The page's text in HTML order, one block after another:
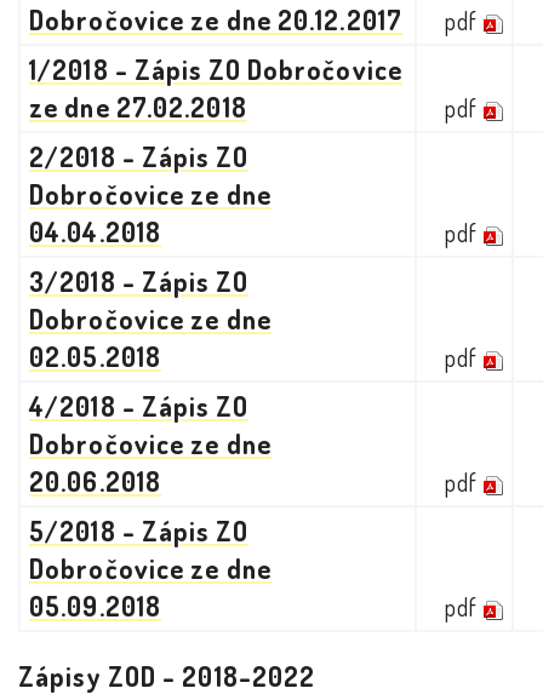
Dobročovice ze dne 20.12.2017
pdf
1/2018 - Zápis ZO Dobročovice
ze dne 27.02.2018
pdf
2/2018 - Zápis ZO
Dobročovice ze dne
04.04.2018
pdf
3/2018 - Zápis ZO
Dobročovice ze dne
02.05.2018
pdf
4/2018 - Zápis ZO
Dobročovice ze dne
20.06.2018
pdf
5/2018 - Zápis ZO
Dobročovice ze dne
05.09.2018
pdf
Zápisy ZOD - 2018-2022